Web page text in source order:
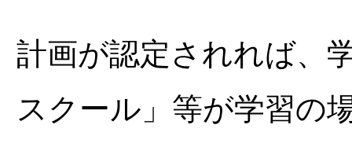
計画が認定されれば、
スクール」等が学習の